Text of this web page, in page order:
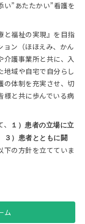
い”あたたかい”看護を
と福祉の実現』を目指
ョン（ほほえみ、かん
護事業所と共に、入
地域や自宅で自分らし
の体制を充実させ、切
様と共に歩んでいる病
１）患者の立場に立
）患者とともに闘
の方針を立てていま
ム